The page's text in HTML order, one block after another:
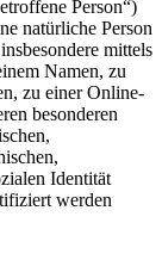
Person“)
natürliche Person
mittels
Namen, zu
zu einer Online-
besonderen
Identität
werden